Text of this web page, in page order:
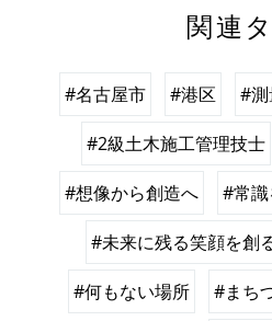
関連
#名古屋市 #港区 #
#2級土木施工管理技士
#想像から創造へ #常
#未来に残る笑顔を創
#何もない場所 #まち